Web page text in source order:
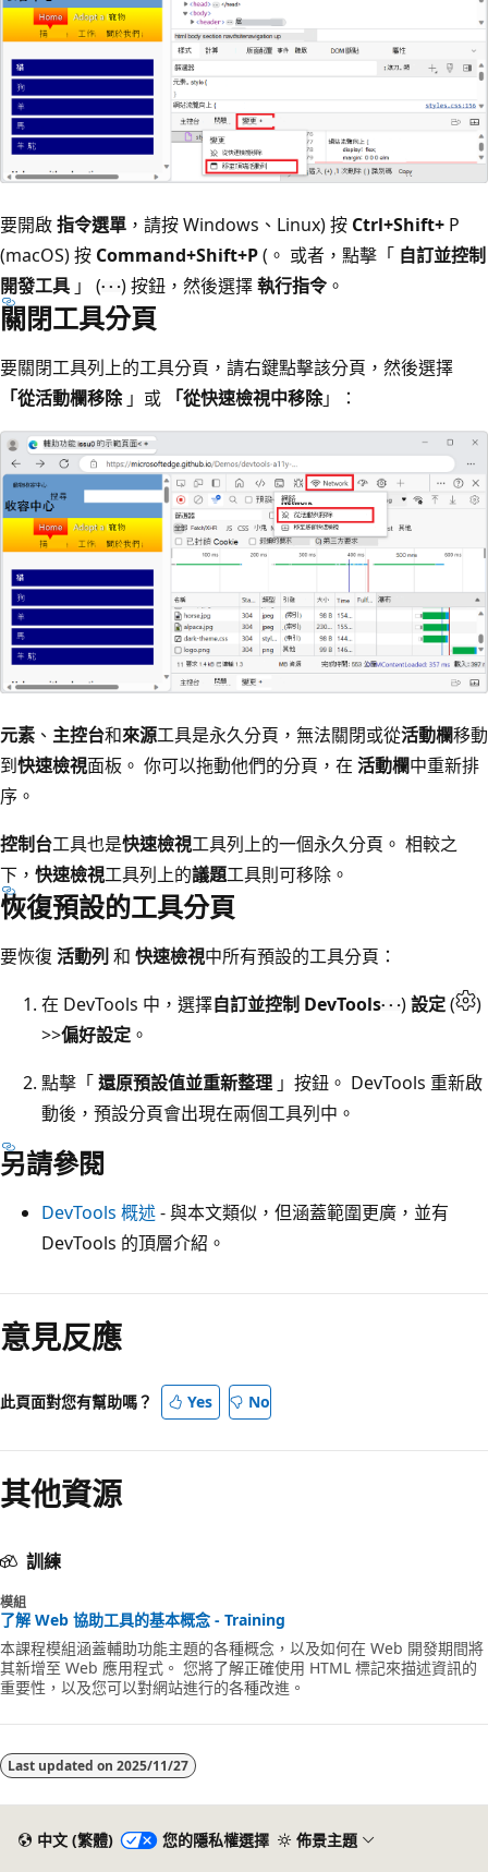
要開啟指令選單 ，請按 Windows、Linux) 按 Ctrl+Shift+ P
(macOS) 按 Command+Shift+P(。 或者，點擊「 自訂並控制
開發工具 」 ( ) 按鈕，然後選擇執行指令 。
關閉工具分頁
要關閉工具列上的工具分頁，請右鍵點擊該分頁，然後選擇
「從活動欄移除」或 「從快速檢視中移除」：
元素 、 主控台和來源工具是永久分頁，無法關閉或從活動欄移動
到快速檢視面板。 你可以拖動他們的分頁，在 活動欄中重新排
序。
控制台工具也是快速檢視工具列上的一個永久分頁。 相較之
下， 快速檢視工具列上的議題工具則可移除。
恢復預設的工具分頁
要恢復 活動列 和 快速檢視中所有預設的工具分頁：
在 DevTools 中，選擇自訂並控制 DevTools )設定(
)
>>偏好設定 。
點擊「還原預設值並重新整理 」按鈕。 DevTools 重新啟
動後，預設分頁會出現在兩個工具列中。
另請參閱
DevTools 概述- 與本文類似，但涵蓋範圍更廣，並有
DevTools 的頂層介紹。
意見反應
此頁面對您有幫助嗎？ Yes No
其他資源
訓練
模組
了解 Web 協助工具的基本概念 - Training
本課程模組涵蓋輔助功能主題的各種概念，以及如何在 Web 開發期間將
其新增至 Web 應用程式。 您將了解正確使用 HTML 標記來描述資訊的
重要性，以及您可以對網站進行的各種改進。
Last updated on 2025/11/27
中文 (繁體) 您的隱私權選擇 佈景主題